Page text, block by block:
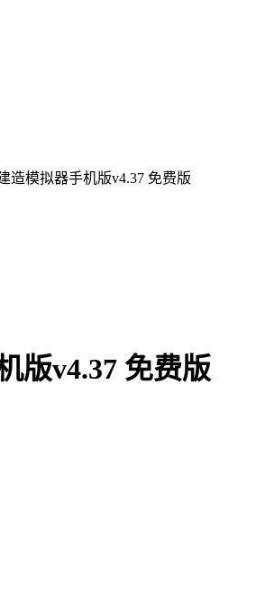
造模拟器手机版v4.37 免费版
版v4.37 免费版